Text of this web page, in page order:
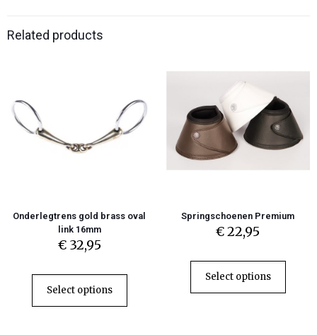
Related products
Onderlegtrens gold brass oval
link 16mm
€32,95
Select options
Springschoenen Premium
€22,95
Select options